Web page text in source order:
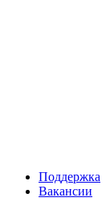
Поддержка
Вакансии